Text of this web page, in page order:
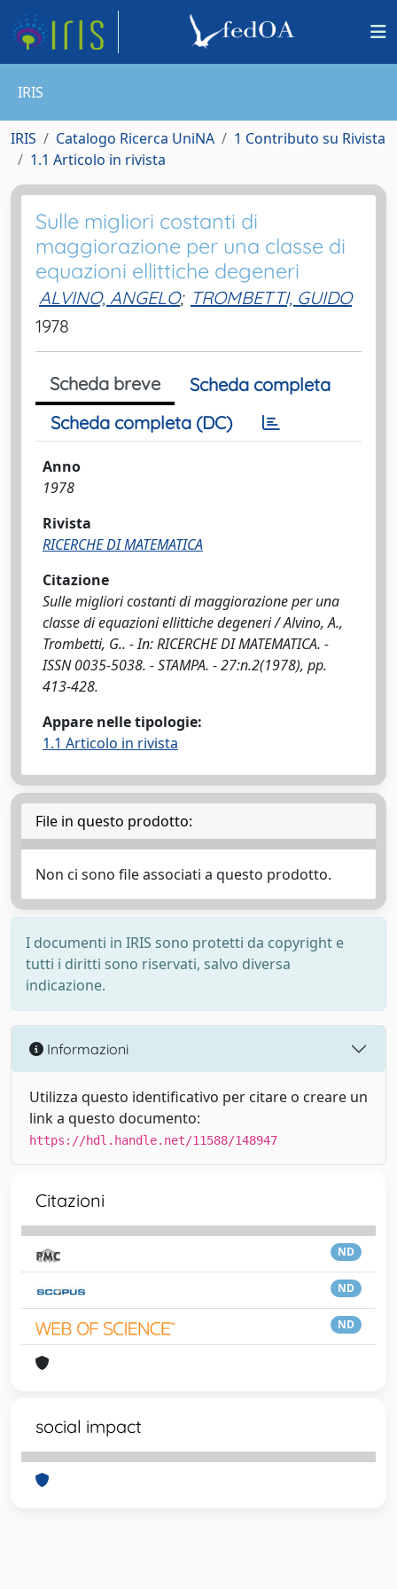
IRIS
IRIS Catalogo Ricerca UniNA
1 Contributo su Rivista
1.1 Articolo in rivista
Sulle migliori costanti di
maggiorazione per una classe di
equazioni ellittiche degeneri
ALVINO, ANGELO; TROMBETTI, GUIDO
1978
Scheda breve
Scheda completa
Scheda completa (DC)
Anno
1978
Rivista
RICERCHE DI MATEMATICA
Citazione
Sulle migliori costanti di maggiorazione per una
classe di equazioni ellittiche degeneri / Alvino, A.,
Trombetti, G.. - In: RICERCHE DI MATEMATICA. -
ISSN 0035-5038. - STAMPA. - 27:n.2(1978), pp.
413-428.
Appare nelle tipologie:
1.1 Articolo in rivista
File in questo prodotto:
Non ci sono file associati a questo prodotto.
I documenti in IRIS sono protetti da copyright e
tutti i diritti sono riservati, salvo diversa
indicazione.
Informazioni
Utilizza questo identificativo per citare o creare un
link a questo documento:
https://hdl.handle.net/11588/148947
Citazioni
ND
ND
ND
social impact